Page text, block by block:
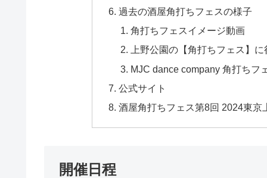
過去の酒屋角打ちフェスの様子
角打ちフェスイメージ動画
上野公園の【角打ちフェス】
MJC dance company 角打ちフ
公式サイト
酒屋角打ちフェス第8回 2024東
開催日程